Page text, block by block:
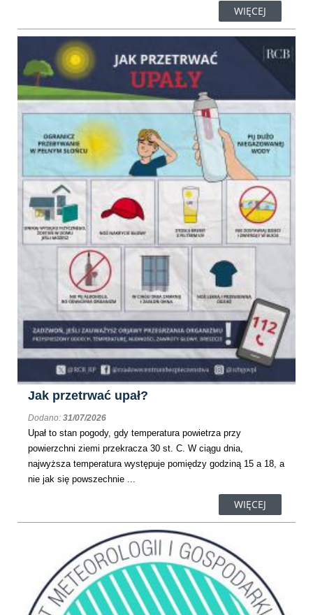
WIĘCEJ
Jak przetrwać upał?
Dodano: 31/07/2026
Upał to stan pogody, gdy temperatura powietrza przy
powierzchni ziemi przekracza 30 st. C. W ciągu dnia,
najwyższa temperatura występuje pomiędzy godziną 15 a 18, a
nie jak się powszechnie ...
WIĘCEJ